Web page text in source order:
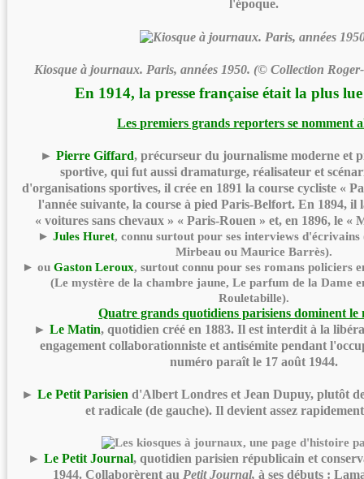
l'époque.
Kiosque à journaux. Paris, années 1950. (© Collection
En 1914, la presse française était la plus
Les premiers grands reporters se nomment
► Pierre Giffard, précurseur du journalisme moderne et
sportive, qui fut aussi dramaturge, réalisateur et
d'organisations sportives, il crée en 1891 la course cycliste «
l'année suivante, la course à pied Paris-Belfort. En 1894, il
« voitures sans chevaux » « Paris-Rouen » et, en 1896, le «
►Jules Huret, connu surtout pour ses interviews
Mirbeau ou Maurice Barrès).
► ouGaston Leroux, surtout connu pour ses romans policiers
(Le mystère de la chambre jaune, Le parfum de la Dame
Rouletabille).
Quatre grands quotidiens parisiens dominent le
►Le Matin, quotidien créé en 1883. Il est interdit à la
engagement collaborationniste et antisémite pendant
numéro paraît le 17 août 1944.
► Le Petit Parisien d'Albert Londres et Jean Dupuy, plutôt
et radicale (de gauche). Il devient assez
►Le Petit Journal, quotidien parisien républicain et
1944. Collaborèrent au Petit Journal, à ses débuts :